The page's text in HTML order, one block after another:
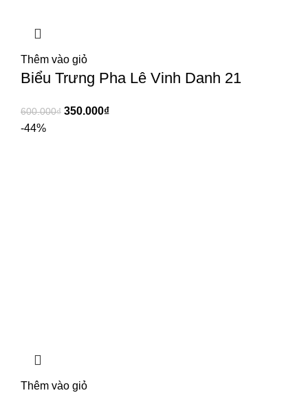
Thêm vào giỏ
Biểu Trưng Pha Lê Vinh Danh 21
600.000₫ 350.000₫
-44%
Thêm vào giỏ